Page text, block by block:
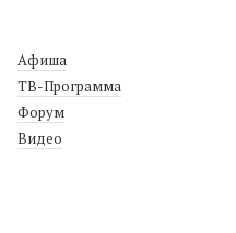
Афиша
ТВ-Программа
Форум
Видео